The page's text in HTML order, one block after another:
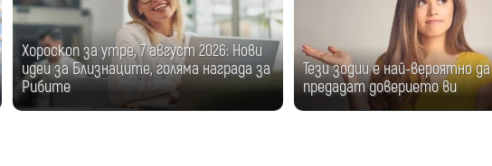
Хороскоп за утре, 7 август 2026: Нови
идеи за Близнаците, голяма награда за
Рибите
Тези зодии е най-вероятно да
предадат доверието ви